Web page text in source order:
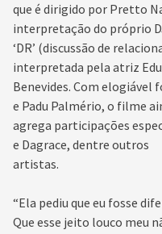
que é dirigido por Pretto
interpretação do próprio
‘DR’ (discussão de
interpretada pela atriz
Benevides. Com elogiável
e Padu Palmério, o filme
agrega participações
e Dagrace, dentre outros
artistas.
“Ela pediu que eu fosse
Que esse jeito louco meu